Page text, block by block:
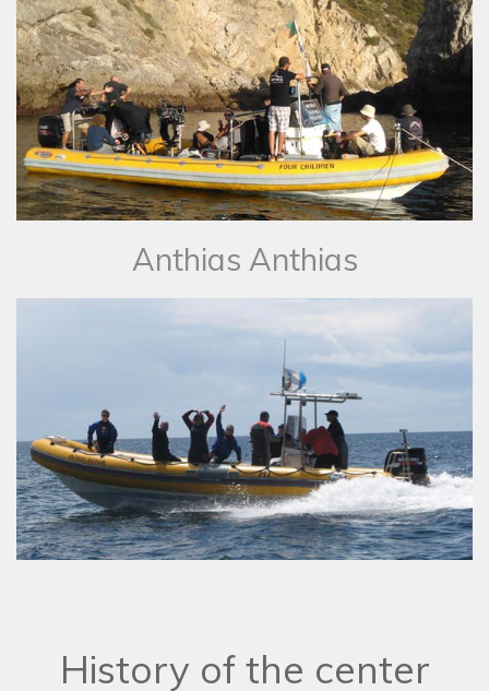
​Anthias Anthias
History of the center